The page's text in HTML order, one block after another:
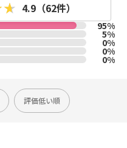
4.9（62件）
95%
5%
0%
0%
0%
評価低い順